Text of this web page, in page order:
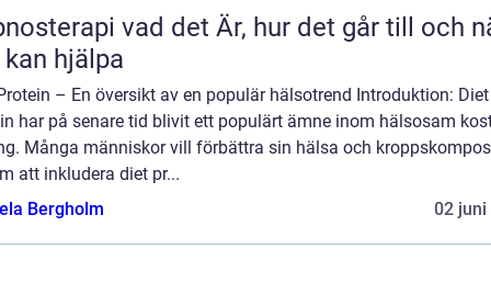
det Är, hur det går till och när
hjälpa
– En översikt av en populär hälsotrend Introduktion: Diet
har på senare tid blivit ett populärt ämne inom hälsosam
Många människor vill förbättra sin hälsa och
att inkludera diet pr...
Bergholm
02 juni